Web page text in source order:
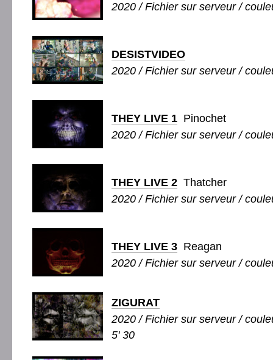
2020 / Fichier sur serveur /
DESISTVIDEO
2020 / Fichier sur serveur /
THEY LIVE 1 Pinochet
2020 / Fichier sur serveur /
THEY LIVE 2 Thatcher
2020 / Fichier sur serveur /
THEY LIVE 3 Reagan
2020 / Fichier sur serveur /
ZIGURAT
2020 / Fichier sur serveur /
5' 30